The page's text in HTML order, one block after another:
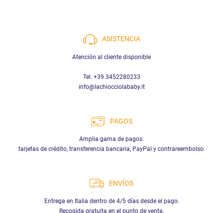
ASISTENCIA
Atención al cliente disponible
Tel. +39 3452280233
info@lachiocciolababy.it
PAGOS
Amplia gama de pagos:
tarjetas de crédito, transferencia bancaria, PayPal y contrareembolso.
ENVÍOS
Entrega en Italia dentro de 4/5 días desde el pago.
Recogida gratuita en el punto de venta.